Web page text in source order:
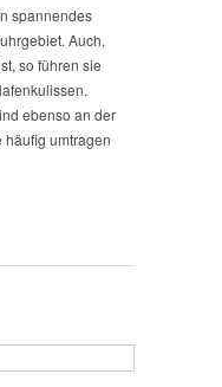
spannendes
Auch,
so führen sie
ebenso an der
häufig umtragen